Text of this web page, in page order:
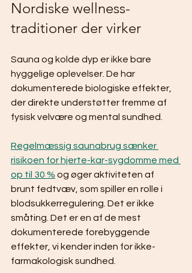
Nordiske wellness-
traditioner der virker
Sauna og kolde dyp er ikke bare
hyggelige oplevelser. De har
dokumenterede biologiske effekter,
der direkte understøtter fremme af
fysisk velvære og mental sundhed.
Regelmæssig saunabrug sænker
risikoen for hjerte-kar-sygdomme med
op til 30 % og øger aktiviteten af
brunt fedtvæv, som spiller en rolle i
blodsukkerregulering. Det er ikke
småting. Det er en af de mest
dokumenterede forebyggende
effekter, vi kender inden for ikke-
farmakologisk sundhed.